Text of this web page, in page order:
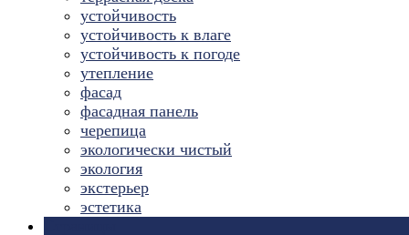
устойчивость
устойчивость к влаге
устойчивость к погоде
утепление
фасад
фасадная панель
черепица
экологически чистый
экология
экстерьер
эстетика